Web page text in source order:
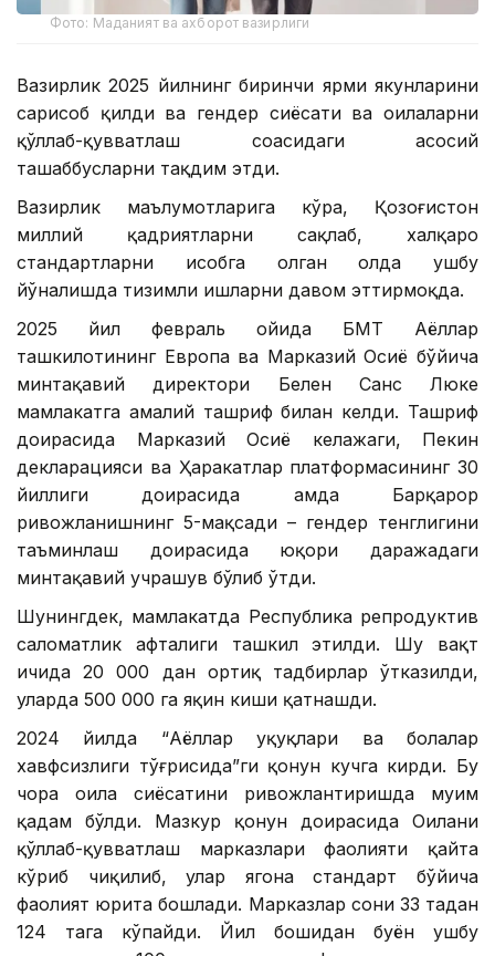
Фото: Маданият ва ахборот вазирлиги
Вазирлик 2025 йилнинг биринчи ярми якунларини
сарҳисоб қилди ва гендер сиёсати ва оилаларни
қўллаб-қувватлаш соҳасидаги асосий
ташаббусларни тақдим этди.
Вазирлик маълумотларига кўра, Қозоғистон
миллий қадриятларни сақлаб, халқаро
стандартларни ҳисобга олган ҳолда ушбу
йўналишда тизимли ишларни давом эттирмоқда.
2025 йил февраль ойида БМТ Аёллар
ташкилотининг Европа ва Марказий Осиё бўйича
минтақавий директори Белен Санс Люке
мамлакатга амалий ташриф билан келди. Ташриф
доирасида Марказий Осиё келажаги, Пекин
декларацияси ва Ҳаракатлар платформасининг 30
йиллиги доирасида ҳамда Барқарор
ривожланишнинг 5-мақсади – гендер тенглигини
таъминлаш доирасида юқори даражадаги
минтақавий учрашув бўлиб ўтди.
Шунингдек, мамлакатда Республика репродуктив
саломатлик ҳафталиги ташкил этилди. Шу вақт
ичида 20 000 дан ортиқ тадбирлар ўтказилди,
уларда 500 000 га яқин киши қатнашди.
2024 йилда “Аёллар ҳуқуқлари ва болалар
хавфсизлиги тўғрисида”ги қонун кучга кирди. Бу
чора оила сиёсатини ривожлантиришда муҳим
қадам бўлди. Мазкур қонун доирасида Оилани
қўллаб-қувватлаш марказлари фаолияти қайта
кўриб чиқилиб, улар ягона стандарт бўйича
фаолият юрита бошлади. Марказлар сони 33 тадан
124 тага кўпайди. Йил бошидан буён ушбу